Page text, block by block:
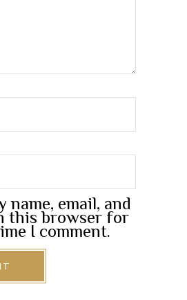
name, email, and
this browser for
I comment.